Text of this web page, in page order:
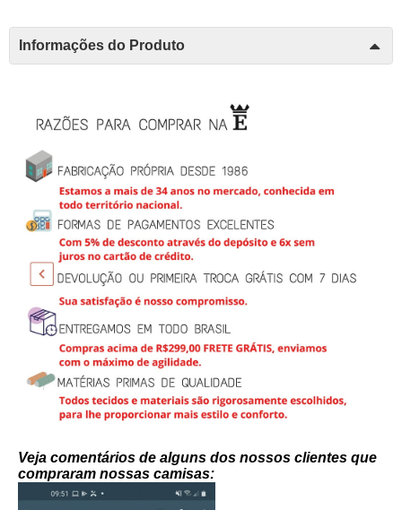
Informações do Produto
Veja comentários de alguns dos nossos clientes que
compraram nossas camisas: